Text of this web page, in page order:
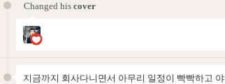
Changed his cover
지금까지 회사다니면서 아무리 일정이 빡빡하고 야